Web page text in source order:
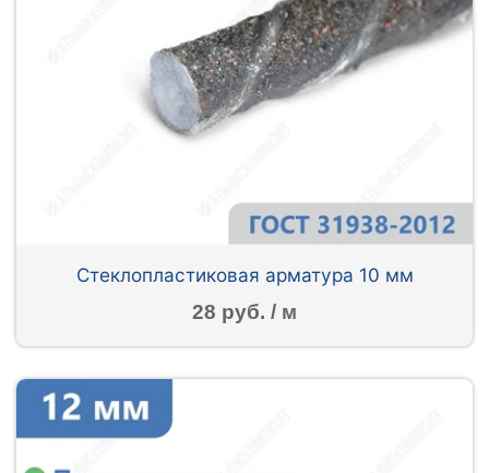
Стеклопластиковая арматура 10 мм
28 руб. / м